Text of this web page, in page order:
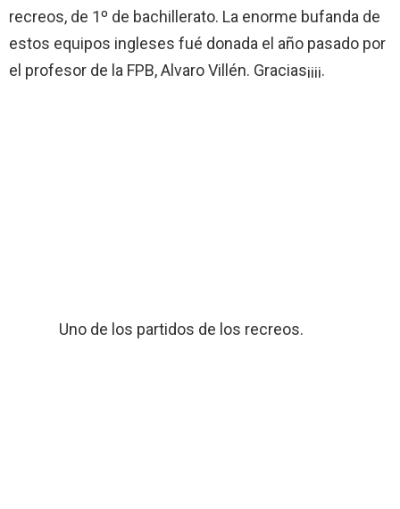
recreos, de 1º de bachillerato. La enorme bufanda de
estos equipos ingleses fué donada el año pasado por
el profesor de la FPB, Alvaro Villén. Gracias¡¡¡¡.
Uno de los partidos de los recreos.